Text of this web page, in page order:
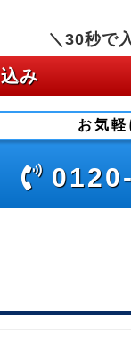
＼30秒で
み
お気軽